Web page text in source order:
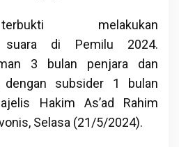
melakukan
suara di Pemilu 2024.
3 bulan penjara dan
subsider 1 bulan
Hakim As’ad Rahim
Selasa (21/5/2024).